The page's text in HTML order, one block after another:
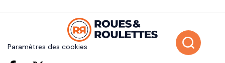
Paramètres des cookies